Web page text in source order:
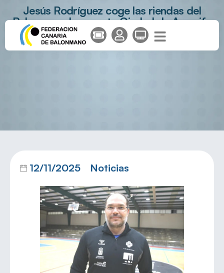
Jesús Rodríguez coge las riendas del
Balonmano Lanzarote Ciudad de Arrecife
12/11/2025 Noticias